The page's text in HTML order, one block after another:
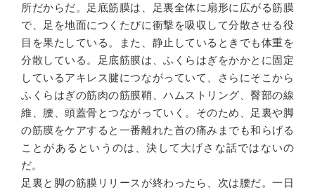
所だからだ。足底筋膜は、足裏全体に扇形に広がる筋膜
で、足を地面につくたびに衝撃を吸収して分散させる役
目を果たしている。また、静止しているときでも体重を
分散している。足底筋膜は、ふくらはぎをかかとに固定
しているアキレス腱につながっていて、さらにそこから
ふくらはぎの筋肉の筋膜鞘、ハムストリング、臀部の線
維、腰、頭蓋骨とつながっていく。そのため、足裏や脚
の筋膜をケアすると一番離れた首の痛みまでも和らげる
ことがあるというのは、決して大げさな話ではないの
だ。
足裏と脚の筋膜リリースが終わったら、次は腰だ。一日